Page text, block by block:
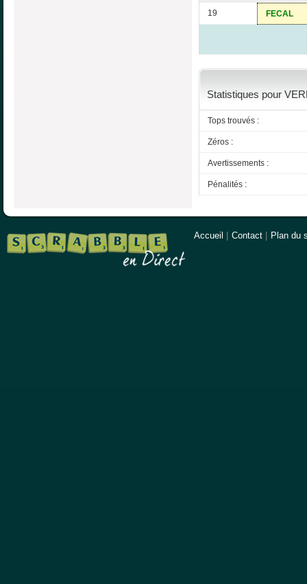
19 FECAL
Statistiques pour
Tops trouvés :
Zéros :
Avertissements :
Pénalités :
Accueil Contact Plan du